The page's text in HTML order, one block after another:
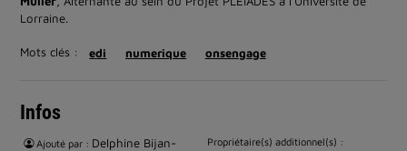
Lorraine.
Mots clés : edi numerique onsengage
Infos
Ajouté par : Delphine Bijan-
Propriétaire(s) additionnel(s) :